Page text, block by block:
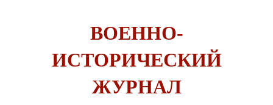
ВОЕННО-
ИСТОРИЧЕСКИЙ
ЖУРНАЛ